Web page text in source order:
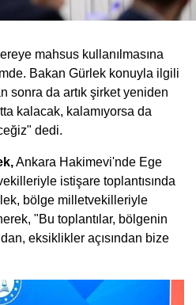
mahsus kullanılmasına
Bakan Gürlek konuyla ilgili
sonra da artık şirket yeniden
kalacak, kalamıyorsa da
dedi.
Ankara Hakimevi'nde Ege
istişare toplantısında
bölge milletvekilleriyle
"Bu toplantılar, bölgenin
eksiklikler açısından bize